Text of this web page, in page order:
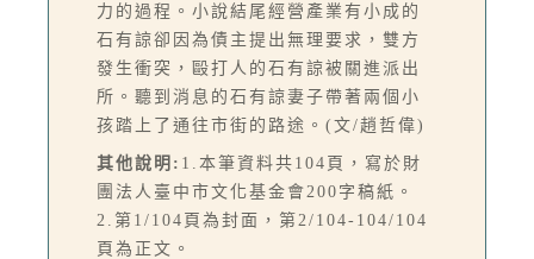
力的過程。小說結尾經營產業有小成的
石有諒卻因為債主提出無理要求，雙方
發生衝突，毆打人的石有諒被關進派出
所。聽到消息的石有諒妻子帶著兩個小
孩踏上了通往市街的路途。(文/趙哲偉)
其他說明: 1.本筆資料共104頁，寫於財
團法人臺中市文化基金會200字稿紙。
2.第1/104頁為封面，第2/104-104/104
頁為正文。